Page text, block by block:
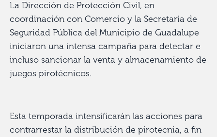
La Dirección de Protección Civil, en
coordinación con Comercio y la Secretaría de
Seguridad Pública del Municipio de Guadalupe
iniciaron una intensa campaña para detectar e
incluso sancionar la venta y almacenamiento de
juegos pirotécnicos.
Esta temporada intensificarán las acciones para
contrarrestar la distribución de pirotecnia, a fin